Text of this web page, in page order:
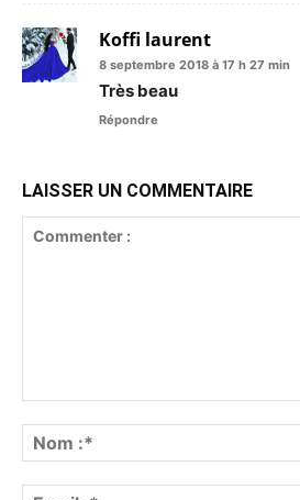
Koffi laurent
8 septembre 2018 à 17 h 27 min
Très beau
Répondre
LAISSER UN COMMENTAIRE